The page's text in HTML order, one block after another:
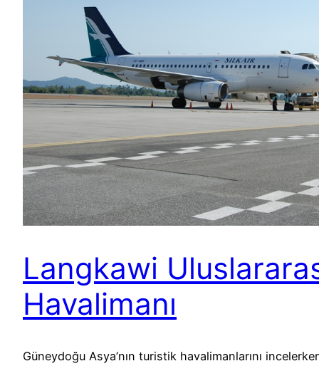
Langkawi
Havalimanı
Güneydoğu Asya’nın turistik havalimanlarını